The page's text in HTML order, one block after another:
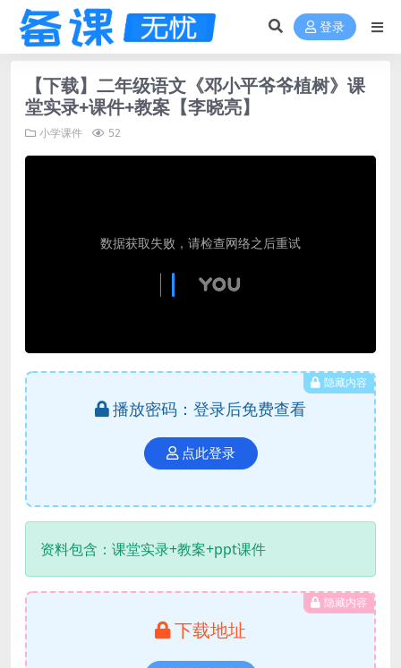
登录
【下载】二年级语文《邓小平爷爷植树》课
堂实录+课件+教案【李晓亮】
小学课件 52
隐藏内容
播放密码：登录后免费查看
点此登录
资料包含：课堂实录+教案+ppt课件
隐藏内容
下载地址